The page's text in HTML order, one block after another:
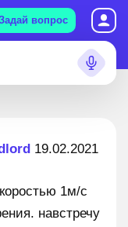
вопрос
19.02.2021
1м/с
навстречу